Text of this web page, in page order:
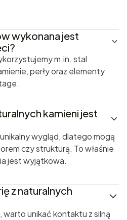
wykonana jest
m.in. stal
perły oraz elementy
kamieni jest
wygląd, dlatego mogą
czy strukturą. To właśnie
jest wyjątkowa.
z naturalnych
unikać kontaktu z silną